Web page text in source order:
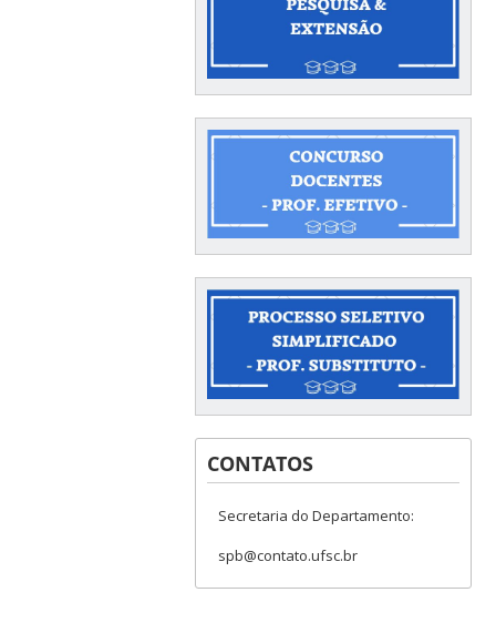
CONTATOS
Secretaria do Departamento:
spb@contato.ufsc.br